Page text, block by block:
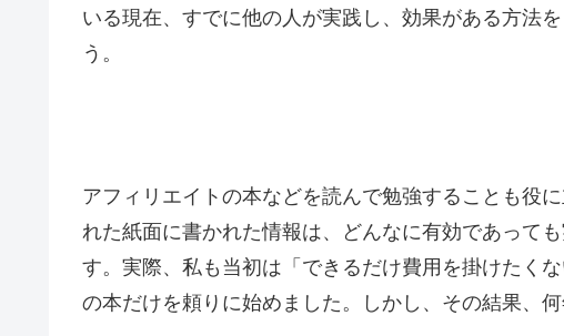
いる現在、すでに他の人が実践し、効果がある方法
う。
アフィリエイトの本などを読んで勉強することも役
れた紙面に書かれた情報は、どんなに有効であって
す。実際、私も当初は「できるだけ費用を掛けたく
の本だけを頼りに始めました。しかし、その結果、